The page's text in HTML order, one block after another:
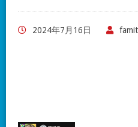
2024年7月16日